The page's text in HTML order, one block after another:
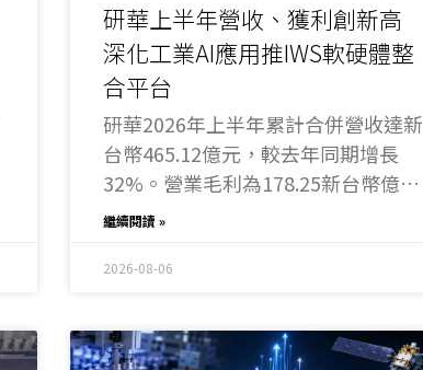
研華上半年營收、獲利創新高
深化工業AI應用推IWS軟硬體整
合平台
研華2026年上半年累計合併營收達新
台幣465.12億元，較去年同期增長
32%。營業毛利為178.25新台幣億
元，毛利率38.3%，營業利益為88.56
年增66%，上半年每股稅後盈餘為
繼續閱讀 »
2026-08-06